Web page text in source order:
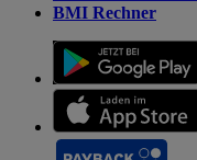
BMI Rechner